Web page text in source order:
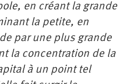
en créant la grande
la petite, en
par une plus grande
la concentration de la
à un point tel